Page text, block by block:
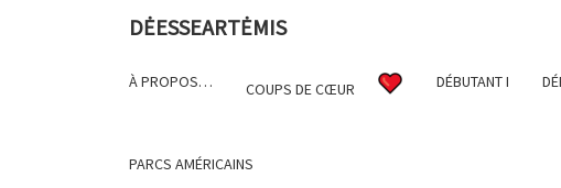
DĖESSEARTĖMIS
À PROPOS… COUPS DE CŒUR DÉBUTANT I
PARCS AMÉRICAINS